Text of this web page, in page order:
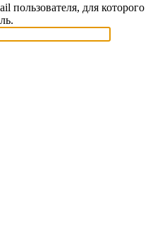
пользователя, для которого